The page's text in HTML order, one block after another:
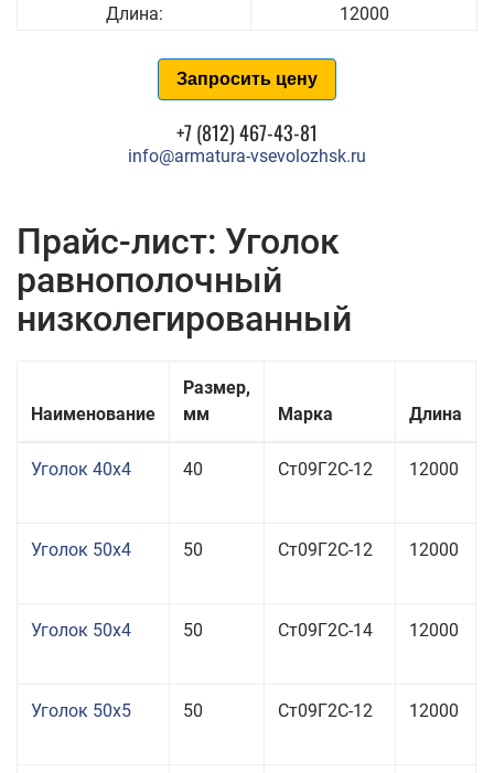
Длина:
12000
Запросить цену
+7 (812) 467-43-81
info@armatura-vsevolozhsk.ru
Прайс-лист: Уголок
равнополочный
низколегированный
Наименование
Размер,
мм
Марка Длина
Уголок 40x4 40 Ст09Г2С-12 12000
Уголок 50x4 50 Ст09Г2С-12 12000
Уголок 50x4 50 Ст09Г2С-14 12000
Уголок 50x5 50 Ст09Г2С-12 12000